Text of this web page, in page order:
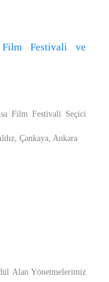
Film Festivali ve
Film Festivali Seçici
Çankaya, Ankara
Alan Yönetmelerimiz